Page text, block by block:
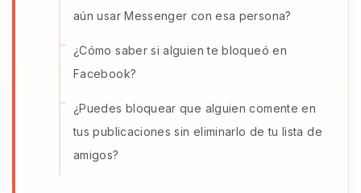
aún usar Messenger con esa persona?
¿Cómo saber si alguien te bloqueó en
Facebook?
¿Puedes bloquear que alguien comente en
tus publicaciones sin eliminarlo de tu lista de
amigos?